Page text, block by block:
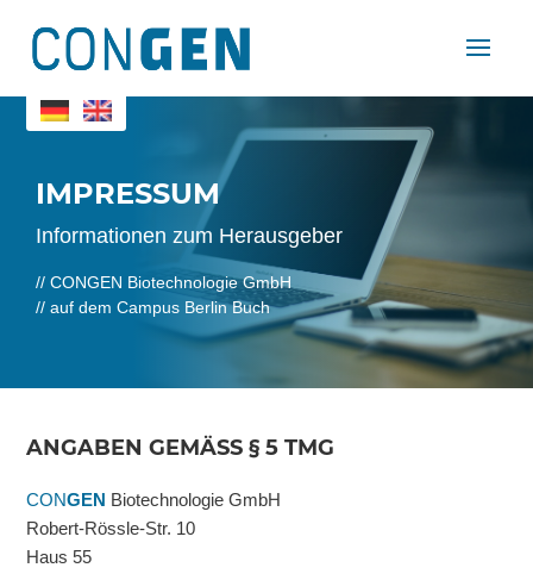
IMPRESSUM
Informationen zum Herausgeber
// CONGEN Biotechnologie GmbH
// auf dem Campus Berlin Buch
ANGABEN GEMÄSS § 5 TMG
CONGEN Biotechnologie GmbH
Robert-Rössle-Str. 10
Haus 55